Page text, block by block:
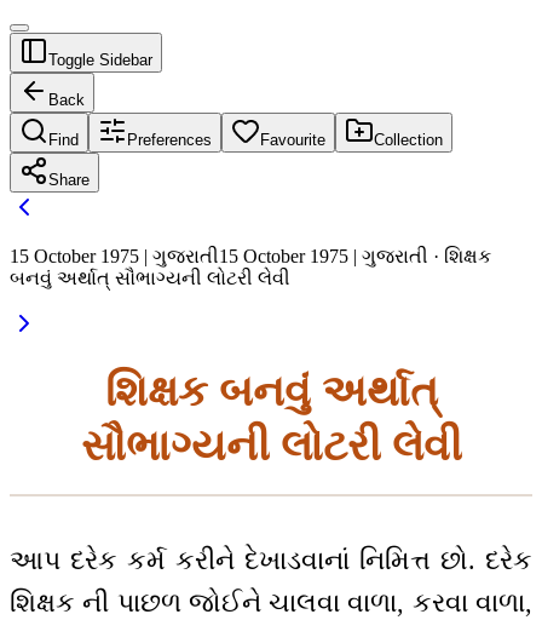
Toggle Sidebar
Back
Find Preferences Favourite Collection
Share
15 October 1975 | ગુજરાતી15 October 1975 | ગુજરાતી · શિક્ષક
બનવું અર્થાત્ સૌભાગ્યની લોટરી લેવી
શિક્ષક બનવું અર્થાત્
સૌભાગ્યની લોટરી લેવી
આપ દરેક કર્મ કરીને દેખાડવાનાં નિમિત્ત છો. દરેક
શિક્ષક ની પાછળ જોઈને ચાલવા વાળા, કરવા વાળા,